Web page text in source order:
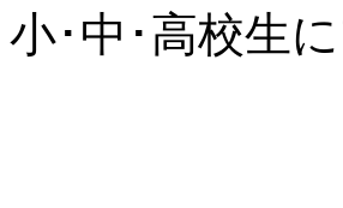
小･中･高校生